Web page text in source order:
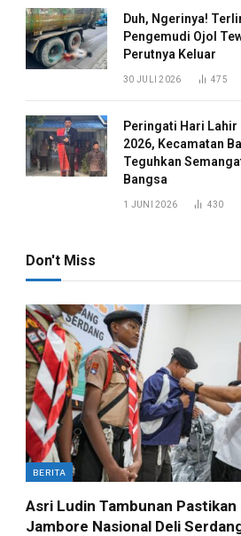
Duh, Ngerinya!
Pengemudi Ojol
Perutnya Keluar
30 JULI 2026 475
Peringati Hari Lahir
2026, Kecamatan
Teguhkan
Bangsa
1 JUNI 2026 430
Don't Miss
BERITA
Asri Ludin Tambunan
Jambore Nasional Deli